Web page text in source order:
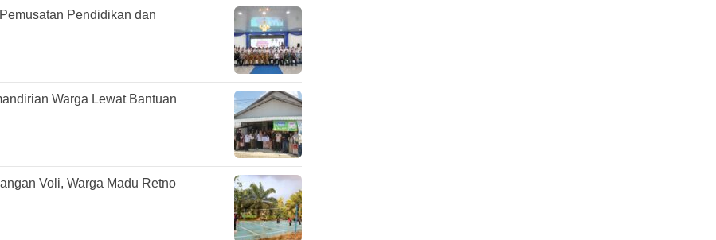
Pendidikan dan
Warga Lewat Bantuan
Voli, Warga Madu Retno